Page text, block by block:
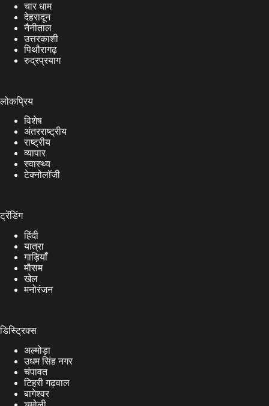
चार धाम
देहरादून
नैनीताल
उत्तरकाशी
पिथौरागढ़
रुद्रप्रयाग
लोकप्रिय
विशेष
अंतरराष्ट्रीय
राष्ट्रीय
व्यापार
स्वास्थ्य
टेक्नोलॉजी
ट्रेंडिंग
हिंदी
यात्रा
गाड़ियाँ
मौसम
खेल
मनोरंजन
डिस्ट्रिक्स
अल्मोड़ा
उधम सिंह नगर
चंपावत
टिहरी गढ़वाल
बागेश्वर